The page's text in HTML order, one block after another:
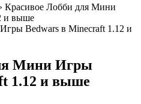
Красивое Лобби для Мини
и выше
Мини Игры
1.12 и выше